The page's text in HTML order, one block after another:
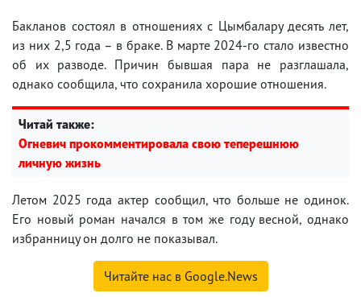
Бакланов состоял в отношениях с Цымбалару десять лет,
из них 2,5 года – в браке. В марте 2024-го стало известно
об их разводе. Причин бывшая пара не разглашала,
однако сообщила, что сохранила хорошие отношения.
Читай также:
Огневич прокомментировала свою теперешнюю
личную жизнь
Летом 2025 года актер сообщил, что больше не одинок.
Его новый роман начался в том же году весной, однако
избранницу он долго не показывал.
Читайте нас в Google.News